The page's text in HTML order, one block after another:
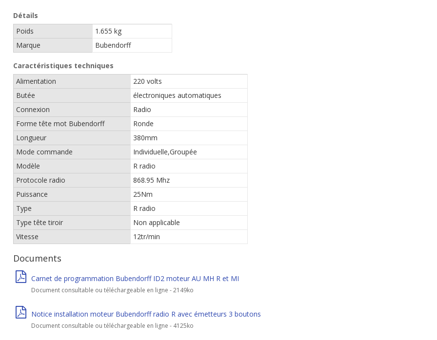
Détails
Poids
1.655 kg
Marque
Bubendorff
Caractéristiques techniques
Alimentation
220 volts
Butée
électroniques automatiques
Connexion
Radio
Forme tête mot Bubendorff
Ronde
Longueur
380mm
Mode commande
Individuelle,Groupée
Modèle
R radio
Protocole radio
868.95 Mhz
Puissance
25Nm
Type
R radio
Type tête tiroir
Non applicable
Vitesse
12tr/min
Documents
Carnet de programmation Bubendorff ID2 moteur AU MH R et MI
Document consultable ou téléchargeable en ligne - 2149ko
Notice installation moteur Bubendorff radio R avec émetteurs 3 boutons
Document consultable ou téléchargeable en ligne - 4125ko